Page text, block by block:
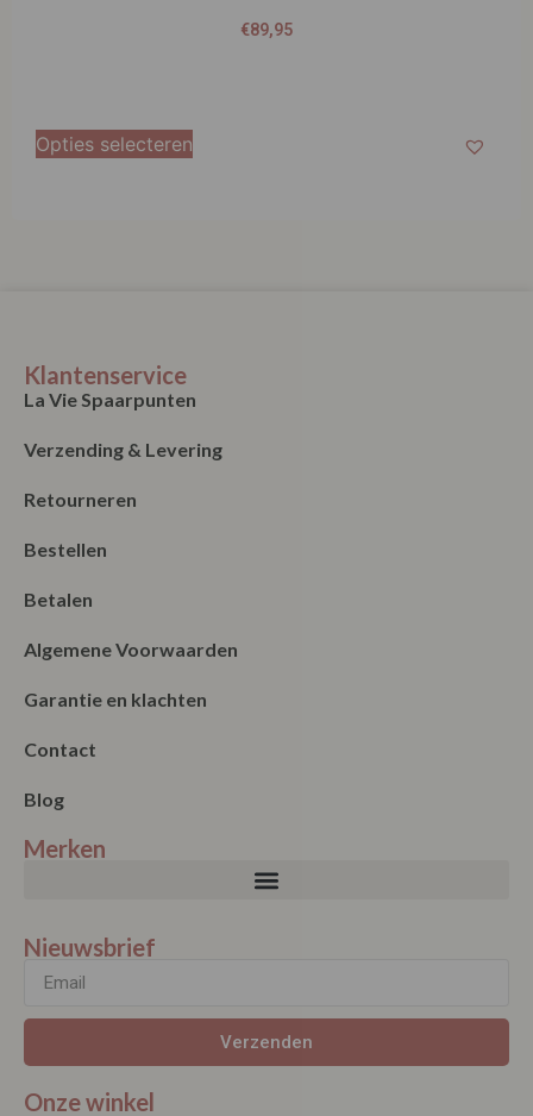
€89,95
Opties selecteren
Klantenservice
La Vie Spaarpunten
Verzending & Levering
Retourneren
Bestellen
Betalen
Algemene Voorwaarden
Garantie en klachten
Contact
Blog
Merken
Nieuwsbrief
Verzenden
Onze winkel